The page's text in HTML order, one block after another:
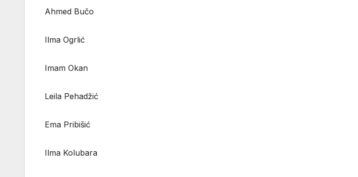
Ahmed Bučo
Ilma Ogrlić
Imam Okan
Leila Pehadžić
Ema Pribišić
Ilma Kolubara